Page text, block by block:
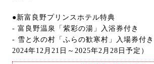
●新富良野プリンスホテル特典
- 富良野温泉「紫彩の湯」入浴券付き
- 雪と氷の村「ふらの歓寒村」入場券付
2024年12月21日～2025年2月28日予定）